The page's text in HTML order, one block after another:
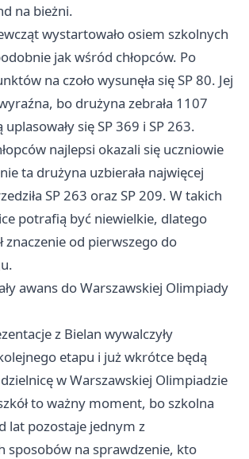
na bieżni.
wystartowało osiem szkolnych
jak wśród chłopców. Po
na czoło wysunęła się SP 80. Jej
bo drużyna zebrała 1107
się SP 369 i SP 263.
najlepsi okazali się uczniowie
ta drużyna uzbierała najwięcej
SP 263 oraz SP 209. W takich
potrafią być niewielkie, dlatego
znaczenie od pierwszego do
awans do Warszawskiej Olimpiady
z Bielan wywalczyły
etapu i już wkrótce będą
w Warszawskiej Olimpiadzie
to ważny moment, bo szkolna
lat pozostaje jednym z
sposobów na sprawdzenie, kto